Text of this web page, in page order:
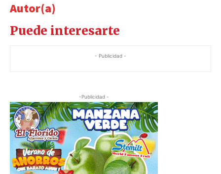
Autor(a)
Puede interesarte
- Publicidad -
-Publicidad -